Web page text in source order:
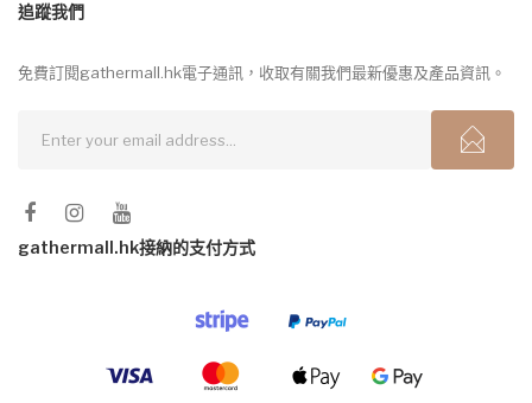
追蹤我們
免費訂閱gathermall.hk電子通訊，收取有關我們最新優惠及產品資訊。
gathermall.hk接納的支付方式